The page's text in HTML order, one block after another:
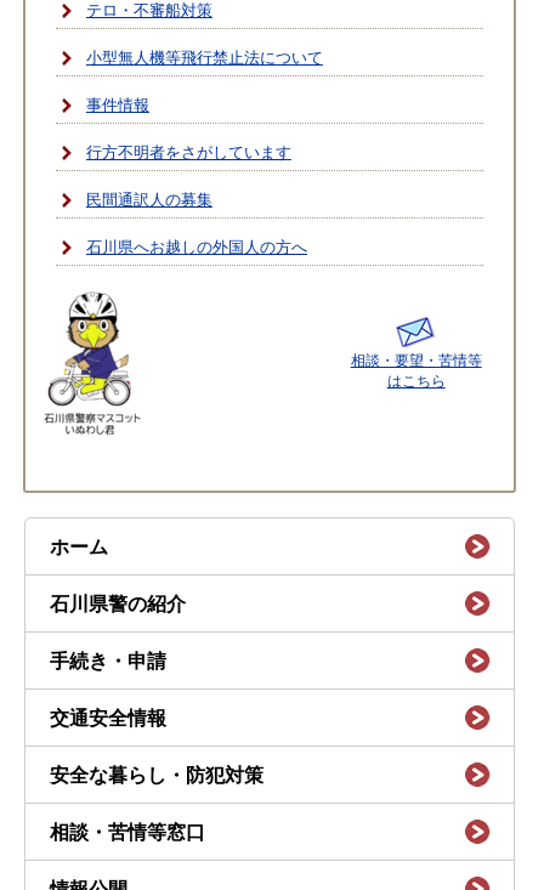
テロ・不審船対策
小型無人機等飛行禁止法について
事件情報
行方不明者をさがしています
民間通訳人の募集
石川県へお越しの外国人の方へ
相談・要望・苦情等
はこちら
ホーム
石川県警の紹介
手続き・申請
交通安全情報
安全な暮らし・防犯対策
相談・苦情等窓口